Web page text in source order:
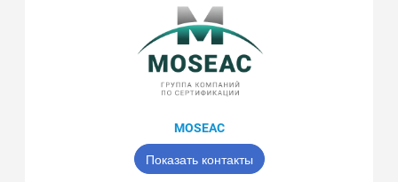
MOSEAC
Показать контакты